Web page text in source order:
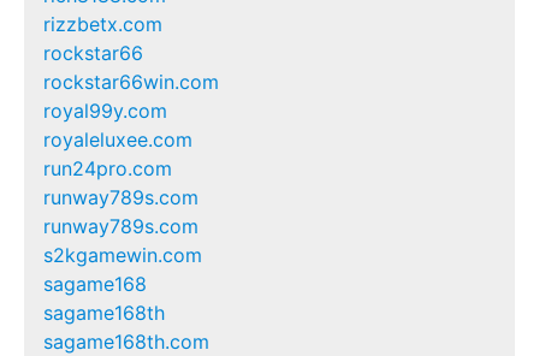
rizzbetx.com
rockstar66
rockstar66win.com
royal99y.com
royaleluxee.com
run24pro.com
runway789s.com
runway789s.com
s2kgamewin.com
sagame168
sagame168th
sagame168th.com